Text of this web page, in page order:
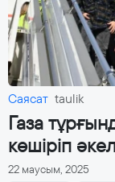
Саясат taulik
Газа
көшіріп
22 маусым, 2025